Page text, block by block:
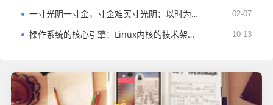
一寸光阴一寸金，寸金难买寸光阴：以时为尺，赴岁月之约 02-07
操作系统的核心引擎：Linux内核的技术架构与生态价值 10-13